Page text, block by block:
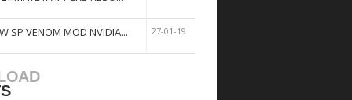
SP VENOM MOD NVIDIA... 27-01-19